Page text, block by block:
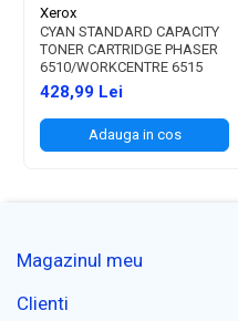
Xerox
CYAN STANDARD CAPACITY
TONER CARTRIDGE PHASER
6510/WORKCENTRE 6515
428,99 Lei
Adauga in cos
Magazinul meu
Clienti